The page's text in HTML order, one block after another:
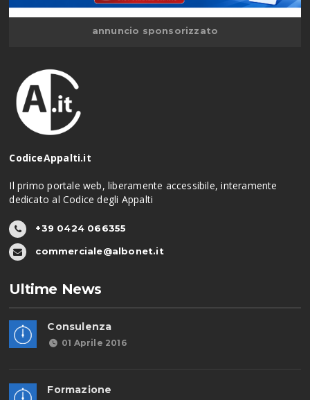
annuncio sponsorizzato
CodiceAppalti.it
Il primo portale web, liberamente accessibile, interamente
dedicato al Codice degli Appalti
+39 0424 066355
commerciale@albonet.it
Ultime News
Consulenza
01 Aprile 2016
Formazione